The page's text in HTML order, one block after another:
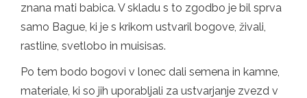
znana mati babica. V skladu s to zgodbo je bil sprva
samo Bague, ki je s krikom ustvaril bogove, živali,
rastline, svetlobo in muisisas.
Po tem bodo bogovi v lonec dali semena in kamne,
materiale, ki so jih uporabljali za ustvarjanje zvezd v